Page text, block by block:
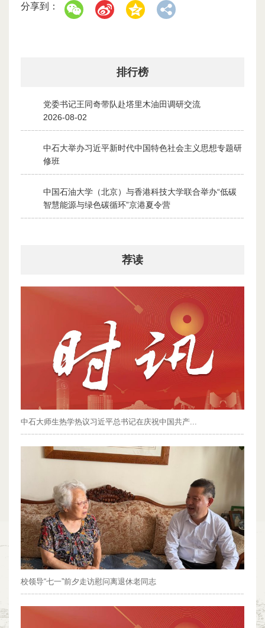
分享到：
排行榜
党委书记王同奇带队赴塔里木油田调研交流
2026-08-02
中石大举办习近平新时代中国特色社会主义思想专题研
修班
2026-07-28
中国石油大学（北京）与香港科技大学联合举办“低碳
智慧能源与绿色碳循环”京港夏令营
2026-07-30
荐读
中石大师生热学热议习近平总书记在庆祝中国共产...
校领导“七一”前夕走访慰问离退休老同志